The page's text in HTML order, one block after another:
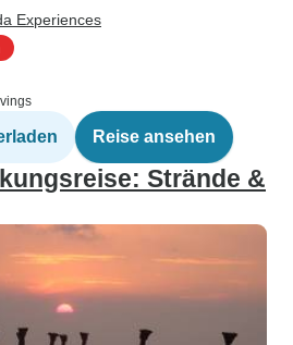
Experiences
Reise ansehen
Strände &